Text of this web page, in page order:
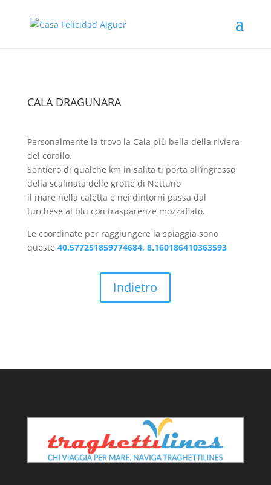
CALA DRAGUNARA
Personalmente la trovo la Cala più bella della riviera
del corallo.
Sentiero di qualche km in salita ti porta all’ingresso
della scalinata delle grotte di Nettuno
il mare nella caletta e nei dintorni passa dal
turchese al blu con trasparenze mozzafiato.
Le coordinate per raggiungere la spiaggia sono
queste 40.577251859774684, 8.160186410363593
Indietro